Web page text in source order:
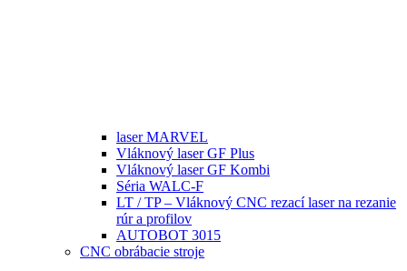
laser MARVEL
Vláknový laser GF Plus
Vláknový laser GF Kombi
Séria WALC-F
LT / TP – Vláknový CNC rezací laser na rezanie
rúr a profilov
AUTOBOT 3015
CNC obrábacie stroje